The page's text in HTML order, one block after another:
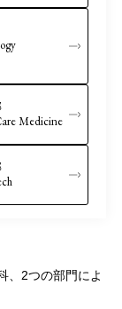
Medicine
、2つの部門によ